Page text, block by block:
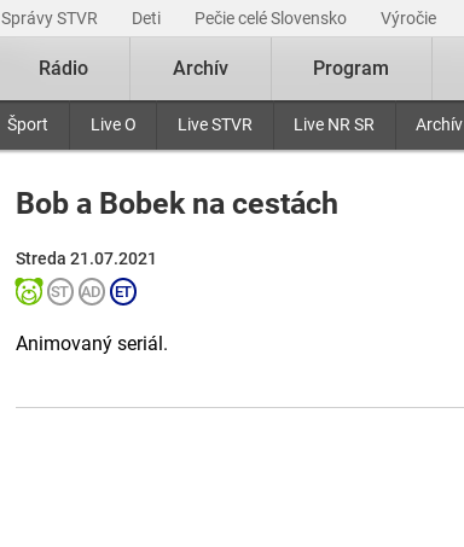
Správy STVR Deti Pečie celé Slovensko Výročie
Šport Live O Live STVR Live NR SR Archív
Rádio Archív Program
Bob a Bobek na cestách
Streda 21.07.2021
Animovaný seriál.